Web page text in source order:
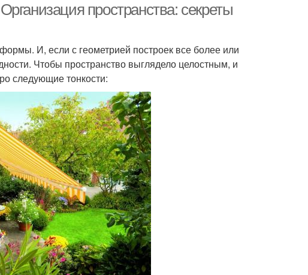
пространства: секреты
И, если с геометрией построек все более или
Чтобы пространство выглядело целостным, и
следующие тонкости: